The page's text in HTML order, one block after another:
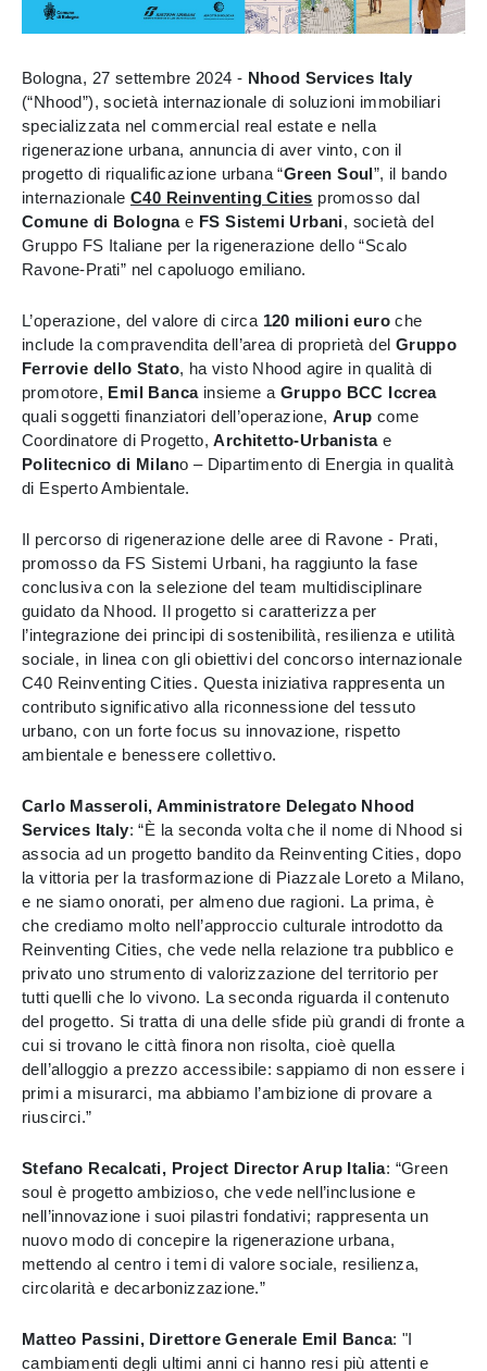
Bologna, 27 settembre 2024 - Nhood Services Italy
(“Nhood”), società internazionale di soluzioni immobiliari
specializzata nel commercial real estate e nella
rigenerazione urbana, annuncia di aver vinto, con il
progetto di riqualificazione urbana “Green Soul”, il bando
internazionaleC40 Reinventing Cities promosso dal
Comune di Bolognae FS Sistemi Urbani, società del
Gruppo FS Italiane per la rigenerazione dello “Scalo
Ravone-Prati” nel capoluogo emiliano.
L’operazione, del valore di circa 120 milioni euro che
include la compravendita dell’area di proprietà del Gruppo
Ferrovie dello Stato, ha visto Nhood agire in qualità di
promotore, Emil Bancainsieme a Gruppo BCC Iccrea
quali soggetti finanziatori dell’operazione, Arup come
Coordinatore di Progetto,Architetto-Urbanistae
Politecnico di Milano – Dipartimento di Energia in qualità
di Esperto Ambientale.
Il percorso di rigenerazione delle aree di Ravone - Prati,
promosso da FS Sistemi Urbani, ha raggiunto la fase
conclusiva con la selezione del team multidisciplinare
guidato da Nhood. Il progetto si caratterizza per
l’integrazione dei principi di sostenibilità, resilienza e utilità
sociale, in linea con gli obiettivi del concorso internazionale
C40 Reinventing Cities. Questa iniziativa rappresenta un
contributo significativo alla riconnessione del tessuto
urbano, con un forte focus su innovazione, rispetto
ambientale e benessere collettivo.
Carlo Masseroli, Amministratore Delegato Nhood
Services Italy: “È la seconda volta che il nome di Nhood si
associa ad un progetto bandito da Reinventing Cities, dopo
la vittoria per la trasformazione di Piazzale Loreto a Milano,
e ne siamo onorati, per almeno due ragioni. La prima, è
che crediamo molto nell’approccio culturale introdotto da
Reinventing Cities, che vede nella relazione tra pubblico e
privato uno strumento di valorizzazione del territorio per
tutti quelli che lo vivono. La seconda riguarda il contenuto
del progetto. Si tratta di una delle sfide più grandi di fronte a
cui si trovano le città finora non risolta, cioè quella
dell’alloggio a prezzo accessibile: sappiamo di non essere i
primi a misurarci, ma abbiamo l’ambizione di provare a
riuscirci.”
Stefano Recalcati, Project Director Arup Italia: “Green
soul è progetto ambizioso, che vede nell’inclusione e
nell’innovazione i suoi pilastri fondativi; rappresenta un
nuovo modo di concepire la rigenerazione urbana,
mettendo al centro i temi di valore sociale, resilienza,
circolarità e decarbonizzazione.”
Matteo Passini, Direttore Generale Emil Banca: "I
cambiamenti degli ultimi anni ci hanno resi più attenti e